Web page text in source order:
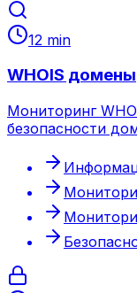
12 min
WHOIS домены
Мониторинг
безопасности